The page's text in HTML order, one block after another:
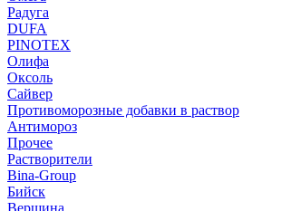
Радуга
DUFA
PINOTEX
Олифа
Оксоль
Сайвер
Противоморозные добавки в раствор
Антимороз
Прочее
Растворители
Bina-Group
Бийск
Вершина